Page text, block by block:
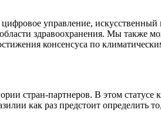
управление, искусственный
здравоохранения. Мы также
консенсуса по
стран-партнеров. В этом
как раз предстоит определить